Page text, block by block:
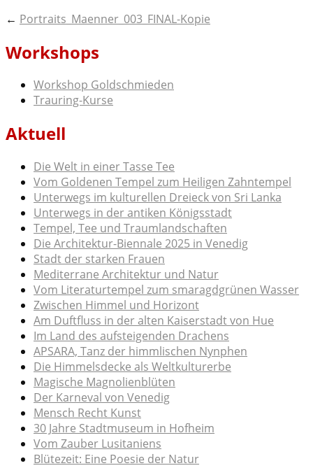
Post
navigation
← Portraits_Maenner_003_FINAL-Kopie
Workshops
Workshop Goldschmieden
Trauring-Kurse
Aktuell
Die Welt in einer Tasse Tee
Vom Goldenen Tempel zum Heiligen Zahntempel
Unterwegs im kulturellen Dreieck von Sri Lanka
Unterwegs in der antiken Königsstadt
Tempel, Tee und Traumlandschaften
Die Architektur-Biennale 2025 in Venedig
Stadt der starken Frauen
Mediterrane Architektur und Natur
Vom Literaturtempel zum smaragdgrünen Wasser
Zwischen Himmel und Horizont
Am Duftfluss in der alten Kaiserstadt von Hue
Im Land des aufsteigenden Drachens
APSARA, Tanz der himmlischen Nynphen
Die Himmelsdecke als Weltkulturerbe
Magische Magnolienblüten
Der Karneval von Venedig
Mensch Recht Kunst
30 Jahre Stadtmuseum in Hofheim
Vom Zauber Lusitaniens
Blütezeit: Eine Poesie der Natur